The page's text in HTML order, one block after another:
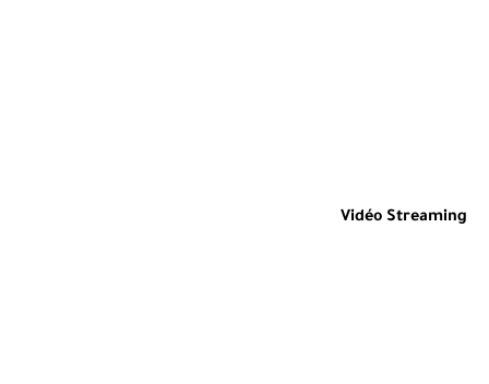
Vidéo Streaming